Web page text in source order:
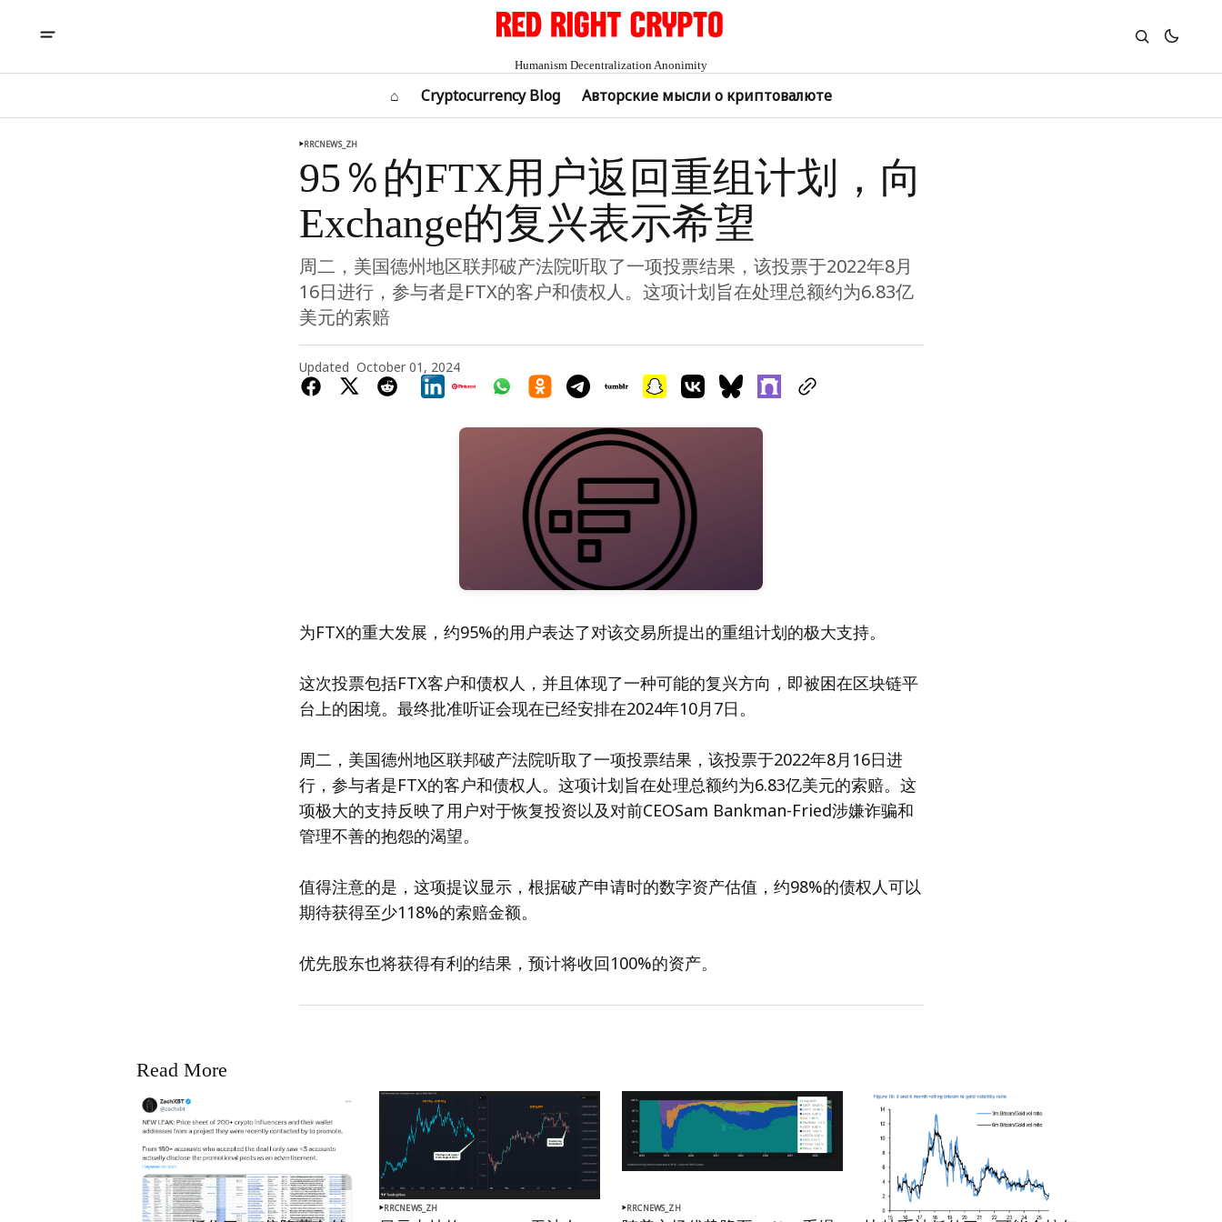
Humanism Decentralization Anonimity
⌂ Cryptocurrency Blog Авторские мысли о криптовалюте
RRCNEWS_ZH
95％的FTX用户返回重组计划，向
Exchange的复兴表示希望
周二，美国德州地区联邦破产法院听取了一项投票结果，该投票于2022年8月
16日进行，参与者是FTX的客户和债权人。这项计划旨在处理总额约为6.83亿
美元的索赔
Updated October 01, 2024
为FTX的重大发展，约95%的用户表达了对该交易所提出的重组计划的极大支持。
这次投票包括FTX客户和债权人，并且体现了一种可能的复兴方向，即被困在区块链平
台上的困境。最终批准听证会现在已经安排在2024年10月7日。
周二，美国德州地区联邦破产法院听取了一项投票结果，该投票于2022年8月16日进
行，参与者是FTX的客户和债权人。这项计划旨在处理总额约为6.83亿美元的索赔。这
项极大的支持反映了用户对于恢复投资以及对前CEOSam Bankman-Fried涉嫌诈骗和
管理不善的抱怨的渴望。
值得注意的是，这项提议显示，根据破产申请时的数字资产估值，约98%的债权人可以
期待获得至少118%的索赔金额。
优先股东也将获得有利的结果，预计将收回100%的资产。
Read More
RRCNEWS_ZH RRCNEWS_ZH RRCNEWS_ZH RRCNEWS_ZH